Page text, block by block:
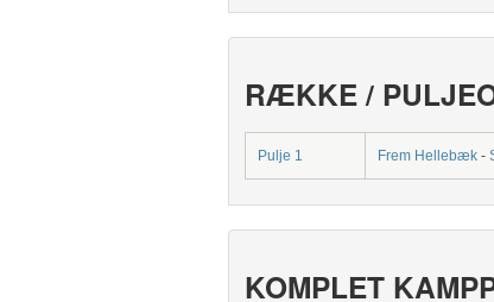
RÆKKE /
Pulje 1 Frem Hellebæk-
KOMPLET